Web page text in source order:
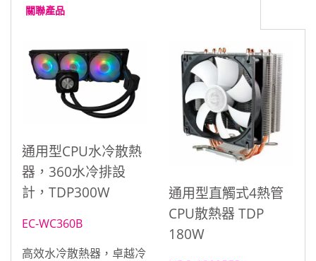
關聯產品
通用型CPU水冷散熱
器，360水冷排設
計，TDP300W
EC-WC360B
高效水冷散熱器，卓越冷
通用型直觸式4熱管
CPU散熱器 TDP
180W